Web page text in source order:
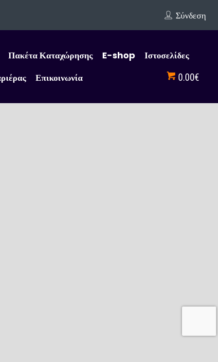
Σύνδεση
Πακέτα Καταχώρησης E-shop
Ιστοσελίδες
Επικοινωνία 0.00€